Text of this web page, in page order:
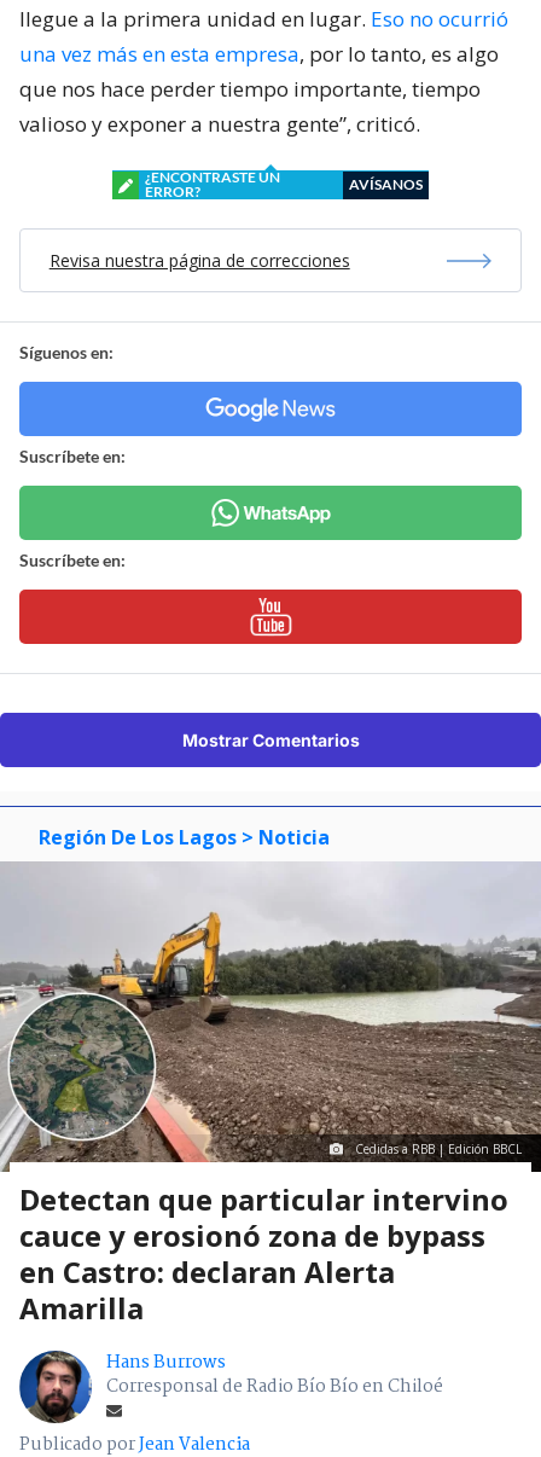
llegue a la primera unidad en lugar. Eso no ocurrió
una vez más en esta empresa, por lo tanto, es algo
que nos hace perder tiempo importante, tiempo
valioso y exponer a nuestra gente”, criticó.
¿ENCONTRASTE UN
ERROR?
AVÍSANOS
Revisa nuestra página de correcciones
Síguenos en:
Suscríbete en:
Suscríbete en:
Mostrar Comentarios
Región De Los Lagos > Noticia
Cedidas a RBB | Edición BBCL
Detectan que particular intervino
cauce y erosionó zona de bypass
en Castro: declaran Alerta
Amarilla
Hans Burrows
Corresponsal de Radio Bío Bío en Chiloé
Publicado porJean Valencia